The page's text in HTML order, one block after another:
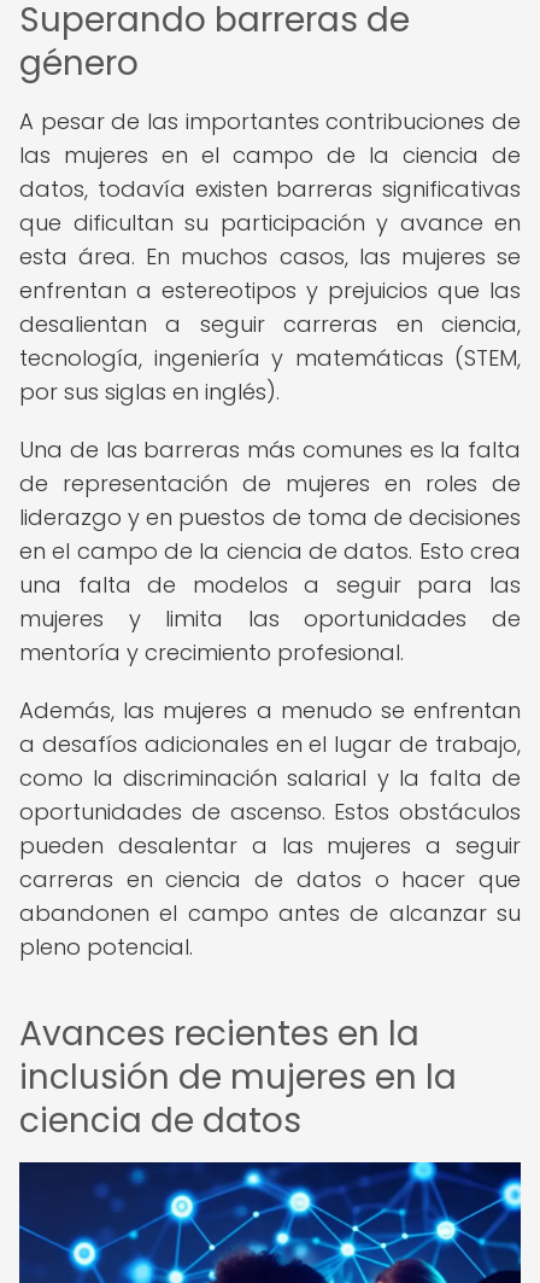
Superando barreras de
género
A pesar de las importantes contribuciones de
las mujeres en el campo de la ciencia de
datos, todavía existen barreras significativas
que dificultan su participación y avance en
esta área. En muchos casos, las mujeres se
enfrentan a estereotipos y prejuicios que las
desalientan a seguir carreras en ciencia,
tecnología, ingeniería y matemáticas (STEM,
por sus siglas en inglés).
Una de las barreras más comunes es la falta
de representación de mujeres en roles de
liderazgo y en puestos de toma de decisiones
en el campo de la ciencia de datos. Esto crea
una falta de modelos a seguir para las
mujeres y limita las oportunidades de
mentoría y crecimiento profesional.
Además, las mujeres a menudo se enfrentan
a desafíos adicionales en el lugar de trabajo,
como la discriminación salarial y la falta de
oportunidades de ascenso. Estos obstáculos
pueden desalentar a las mujeres a seguir
carreras en ciencia de datos o hacer que
abandonen el campo antes de alcanzar su
pleno potencial.
Avances recientes en la
inclusión de mujeres en la
ciencia de datos